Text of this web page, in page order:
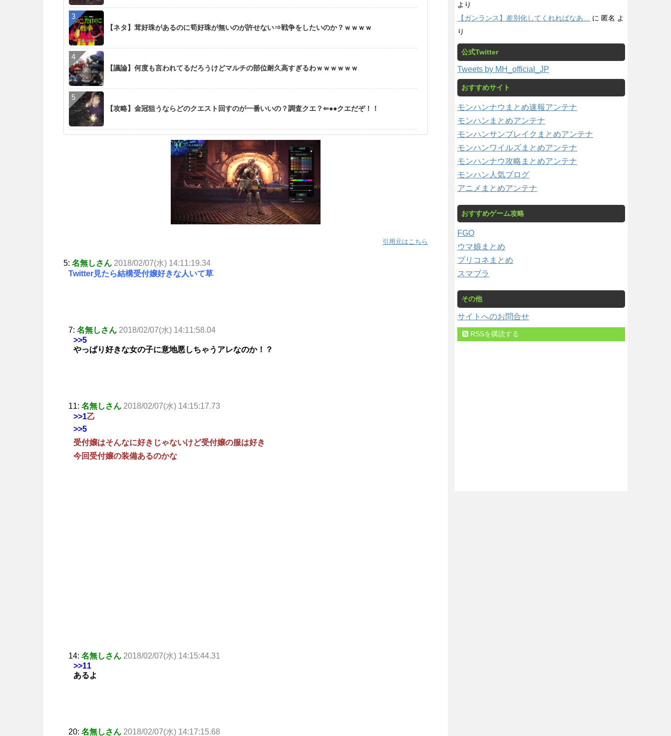
【ネタ】茸好珠があるのに筍好珠が無いのが許せない⇒戦争をしたいのか？ｗｗｗｗ
【議論】何度も言われてるだろうけどマルチの部位耐久高すぎるわｗｗｗｗｗｗ
【攻略】金冠狙うならどのクエスト回すのが一番いいの？調査クエ？⇐●●クエだぞ！！
引用元はこちら
5: 名無しさん 2018/02/07(水) 14:11:19.34
Twitter見たら結構受付嬢好きな人いて草
7: 名無しさん 2018/02/07(水) 14:11:58.04
>>5
やっぱり好きな女の子に意地悪しちゃうアレなのか！？
11: 名無しさん 2018/02/07(水) 14:15:17.73
>>1乙
>>5
受付嬢はそんなに好きじゃないけど受付嬢の服は好き
今回受付嬢の装備あるのかな
14: 名無しさん 2018/02/07(水) 14:15:44.31
>>11
あるよ
20: 名無しさん 2018/02/07(水) 14:17:15.68
より
【ガンランス】差別化してくれればなあ…
に 匿名 よ
り
公式Twitter
Tweets by MH_official_JP
おすすめサイト
モンハンナウまとめ速報アンテナ
モンハンまとめアンテナ
モンハンサンブレイクまとめアンテナ
モンハンワイルズまとめアンテナ
モンハンナウ攻略まとめアンテナ
モンハン人気ブログ
アニメまとめアンテナ
おすすめゲーム攻略
FGO
ウマ娘まとめ
プリコネまとめ
スマブラ
その他
サイトへのお問合せ
RSSを購読する